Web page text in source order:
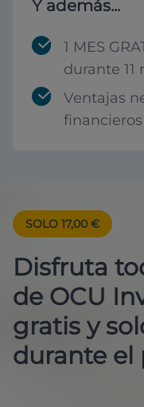
Y además...
1 MES
durante 11
Ventajas
financieros
SOLO 17,00 €
Disfruta
de OCU
gratis y
durante el